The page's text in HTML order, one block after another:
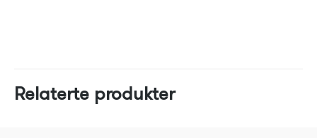
Relaterte produkter